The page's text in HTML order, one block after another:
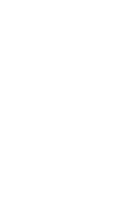
이 주는 힘으로 새로